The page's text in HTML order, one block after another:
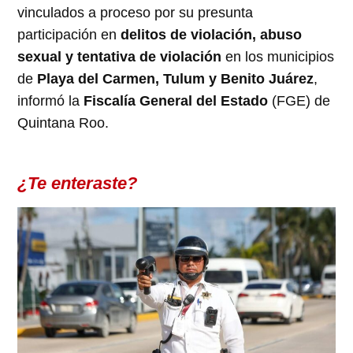
vinculados a proceso por su presunta
participación endelitos de violación, abuso
sexual y tentativa de violación en los municipios
de Playa del Carmen, Tulum y Benito Juárez,
informó la Fiscalía General del Estado (FGE) de
Quintana Roo.
¿Te enteraste?